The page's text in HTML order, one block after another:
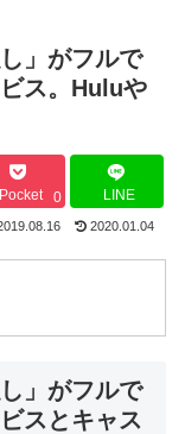
」がフルで
ス。Huluや
Pocket 0 LINE
2020.01.04
」がフルで
スとキャス